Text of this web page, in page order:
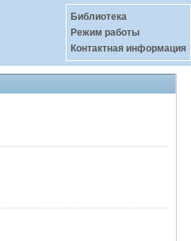
Библиотека
Режим работы
Контактная информация